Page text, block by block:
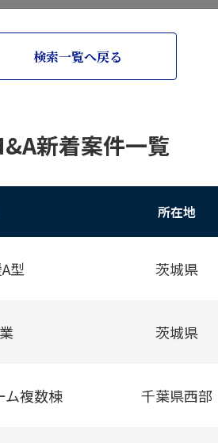
検索一覧へ戻る
新着案件一覧
所在地
型 茨城県
茨城県
ム複数棟 千葉県西部